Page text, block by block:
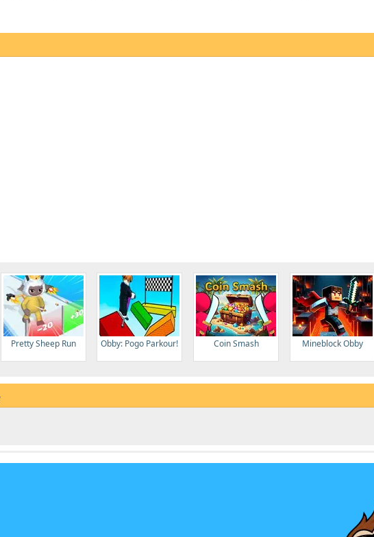
Pretty Sheep Run Obby: Pogo Parkour! Coin Smash Mineblock Obby